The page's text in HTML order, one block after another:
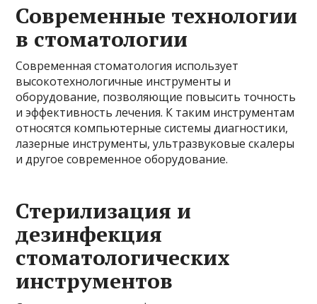
Современные технологии
в стоматологии
Современная стоматология использует
высокотехнологичные инструменты и
оборудование, позволяющие повысить точность
и эффективность лечения. К таким инструментам
относятся компьютерные системы диагностики,
лазерные инструменты, ультразвуковые скалеры
и другое современное оборудование.
Стерилизация и
дезинфекция
стоматологических
инструментов